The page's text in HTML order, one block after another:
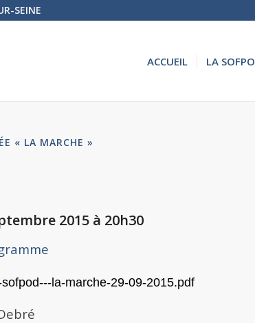
SEINE
ACCUEIL LA
« LA MARCHE »
2015 à 20h30